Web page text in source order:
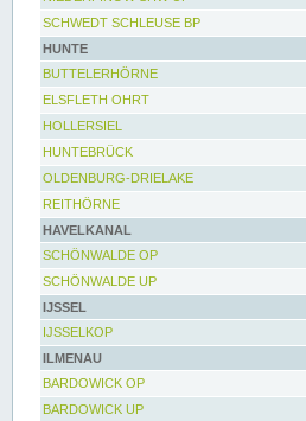
SCHWEDT SCHLEUSE BP
HUNTE
BUTTELERHÖRNE
ELSFLETH OHRT
HOLLERSIEL
HUNTEBRÜCK
OLDENBURG-DRIELAKE
REITHÖRNE
HAVELKANAL
SCHÖNWALDE OP
SCHÖNWALDE UP
IJSSEL
IJSSELKOP
ILMENAU
BARDOWICK OP
BARDOWICK UP